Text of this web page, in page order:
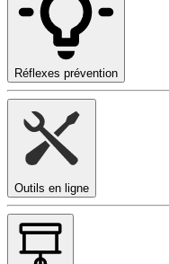
Réflexes prévention
Outils en ligne